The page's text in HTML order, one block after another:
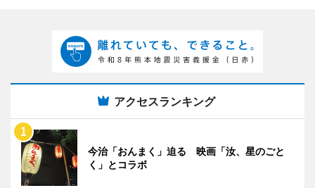
アクセスランキング
今治「おんまく」迫る 映画「汝、星のごと
く」とコラボ